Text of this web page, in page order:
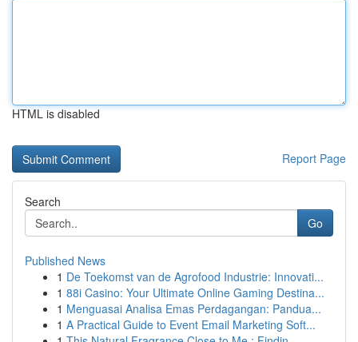
HTML is disabled
Report Page
Search
Go
Published News
1 De Toekomst van de Agrofood Industrie: Innovati...
1 88i Casino: Your Ultimate Online Gaming Destina...
1 Menguasai Analisa Emas Perdagangan: Pandua...
1 A Practical Guide to Event Email Marketing Soft...